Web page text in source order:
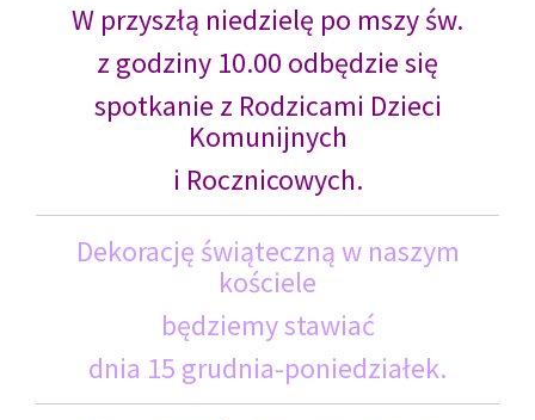
W przyszłą niedzielę po mszy św.
z godziny 10.00 odbędzie się
spotkanie z Rodzicami Dzieci
Komunijnych
i Rocznicowych.
Dekorację świąteczną w naszym
kościele
będziemy stawiać
dnia 15 grudnia-poniedziałek.